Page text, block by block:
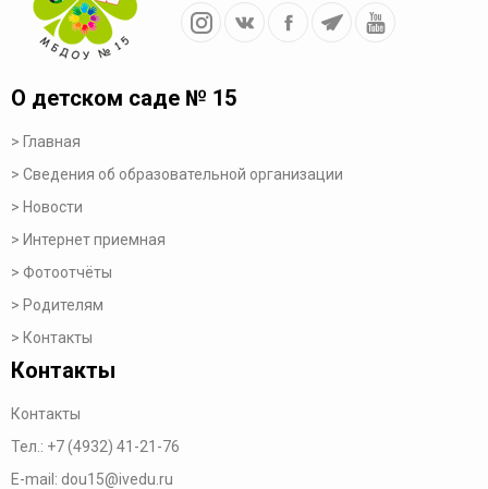
О детском саде № 15
Главная
Сведения об образовательной организации
Новости
Интернет приемная
Фотоотчёты
Родителям
Контакты
Контакты
Контакты
Тел.: +7 (4932) 41-21-76
E-mail: dou15@ivedu.ru